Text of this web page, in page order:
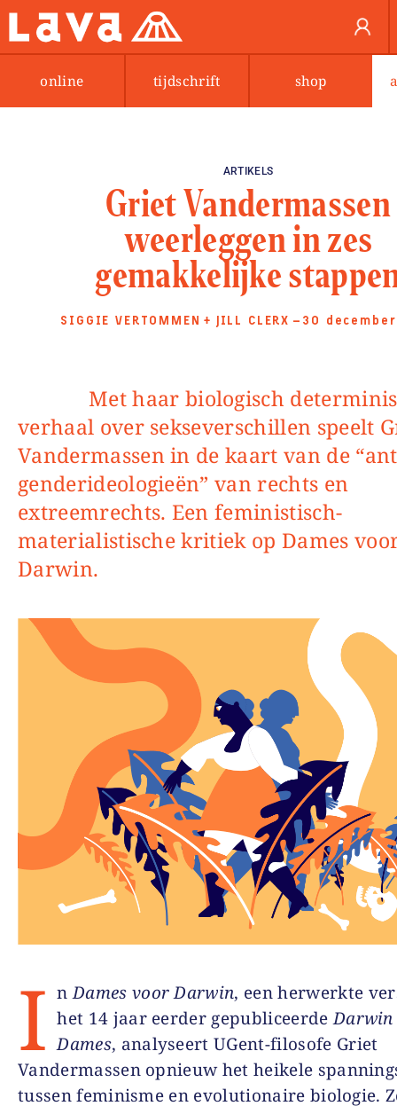
online tijdschrift shop
ARTIKELS
Griet Vandermassen
weerleggen in zes
gemakkelijke
SIGGIE VERTOMMEN + JILL CLERX —30
Met haar biologisch deterministische
verhaal over sekseverschillen speelt
Vandermassen in de kaart van de
genderideologieën” van rechts en
extreemrechts. Een feministisch-
materialistische kritiek op Dames
Darwin.
I nDames voor Darwin, een herwerkte
het 14 jaar eerder gepubliceerde
Dames, analyseert UGent-filosofe Griet
Vandermassen opnieuw het heikele
tussen feminisme en evolutionaire biologie.